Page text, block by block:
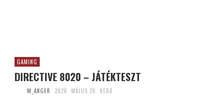
GAMING
DIRECTIVE 8020 – JÁTÉKTESZT
M_ANGER 2026. MÁJUS 26. KEDD